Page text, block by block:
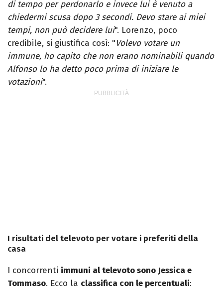
di tempo per perdonarlo e invece lui è venuto a
chiedermi scusa dopo 3 secondi. Devo stare ai miei
tempi, non può decidere lui". Lorenzo, poco
credibile, si giustifica così: "Volevo votare un
immune, ho capito che non erano nominabili quando
Alfonso lo ha detto poco prima di iniziare le
votazioni".
I risultati del televoto per votare i preferiti della
casa
I concorrenti immuni al televoto sono Jessica e
Tommaso. Ecco la classifica con le percentuali: